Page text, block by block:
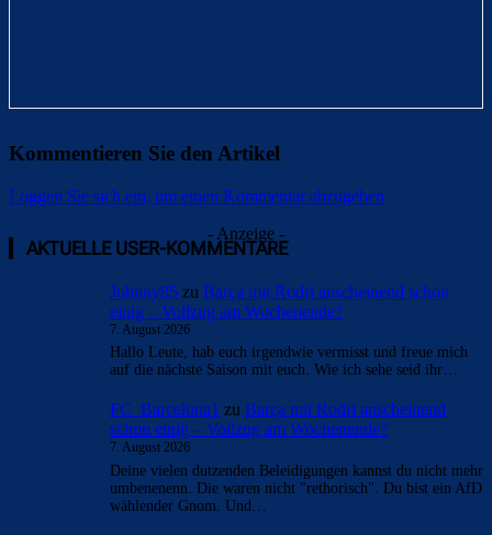
Kommentieren Sie den Artikel
Loggen Sie sich ein, um einen Kommentar abzugeben
- Anzeige -
AKTUELLE USER-KOMMENTARE
Johnny85 zu Barça mit Rodri anscheinend schon
einig – Vollzug am Wochenende?
7. August 2026
Hallo Leute, hab euch irgendwie vermisst und freue mich
auf die nächste Saison mit euch. Wie ich sehe seid ihr…
FC_Barcelona1 zu Barça mit Rodri anscheinend
schon einig – Vollzug am Wochenende?
7. August 2026
Deine vielen dutzenden Beleidigungen kannst du nicht mehr
umbenenenn. Die waren nicht "rethorisch". Du bist ein AfD
wählender Gnom. Und…